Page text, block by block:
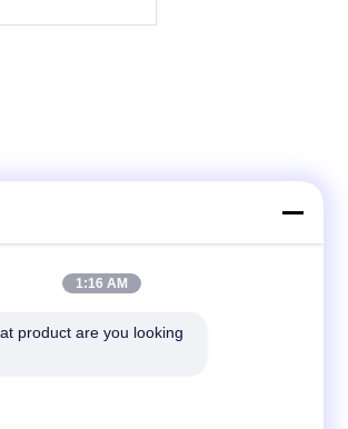
1:16 AM
product are you looking